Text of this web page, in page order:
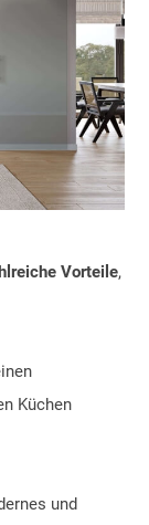
Vorteile,
Küchen
und